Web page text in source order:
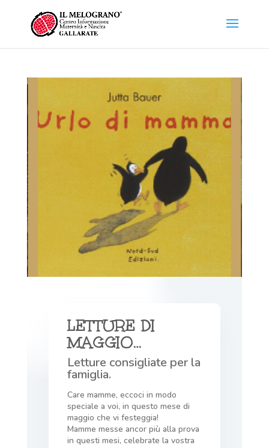
LETTURE DI
MAGGIO…
Letture consigliate per la
famiglia.
Care mamme, eccoci in modo
speciale a voi, in questo mese di
maggio che vi festeggia!
Mamme messe ancor più alla prova
in questi mesi, celebrate la vostra